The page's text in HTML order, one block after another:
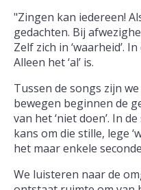
"Zingen kan iedereen!
gedachten. Bij
Zelf zich in ‘waarheid’.
Alleen het ‘al’ is.
Tussen de songs zijn
bewegen beginnen de
van het ‘niet doen’. In
kans om die stille, lege
het maar enkele
We luisteren naar de